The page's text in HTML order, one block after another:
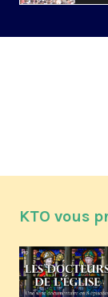
KTO vous